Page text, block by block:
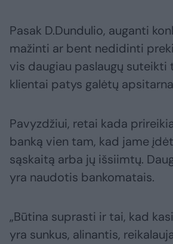
Pasak D.Dundulio, auganti
mažinti ar bent nedidinti
vis daugiau paslaugų suteikti
klientai patys galėtų
Pavyzdžiui, retai kada
banką vien tam, kad jame
sąskaitą arba jų išsiimtų.
yra naudotis bankomatais.
„Būtina suprasti ir tai, kad
yra sunkus, alinantis,